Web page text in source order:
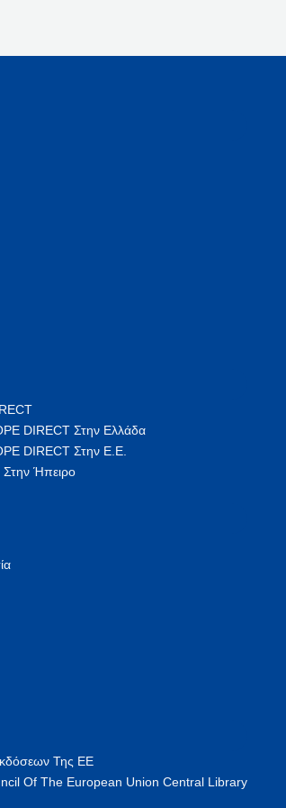
DIRECT Στην Ελλάδα
DIRECT Στην Ε.Ε.
Ήπειρο
Της ΕΕ
Of The European Union Central Library